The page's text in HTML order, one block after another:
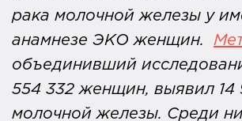
рака молочной железы у
анамнезе ЭКО женщин.
объединивший
554 332 женщин, выявил 14
молочной железы. Среди